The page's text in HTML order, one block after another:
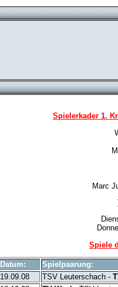
Spielerkader 1.
Marc
Spiele
Datum: Spielpaarung:
19.09.08
TSV Leuterschach -